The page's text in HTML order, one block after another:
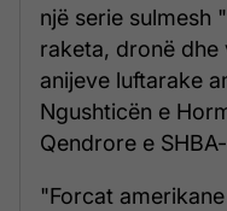
një serie sulmesh
raketa, dronë
anijeve luftarake
Ngushticën e
Qendrore e
"Forcat